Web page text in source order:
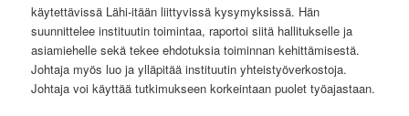
käytettävissä Lähi-itään liittyvissä kysymyksissä. Hän
suunnittelee instituutin toimintaa, raportoi siitä hallitukselle ja
asiamiehelle sekä tekee ehdotuksia toiminnan kehittämisestä.
Johtaja myös luo ja ylläpitää instituutin yhteistyöverkostoja.
Johtaja voi käyttää tutkimukseen korkeintaan puolet työajastaan.